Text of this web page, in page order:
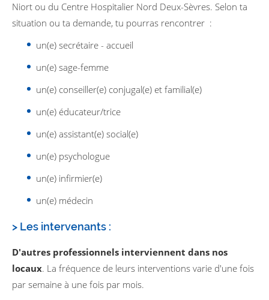
Niort ou du Centre Hospitalier Nord Deux-Sèvres. Selon ta
situation ou ta demande, tu pourras rencontrer :
un(e) secrétaire - accueil
un(e) sage-femme
un(e) conseiller(e) conjugal(e) et familial(e)
un(e) éducateur/trice
un(e) assistant(e) social(e)
un(e) psychologue
un(e) infirmier(e)
un(e) médecin
> Les intervenants :
D'autres professionnels interviennent dans nos
locaux. La fréquence de leurs interventions varie d'une fois
par semaine à une fois par mois.